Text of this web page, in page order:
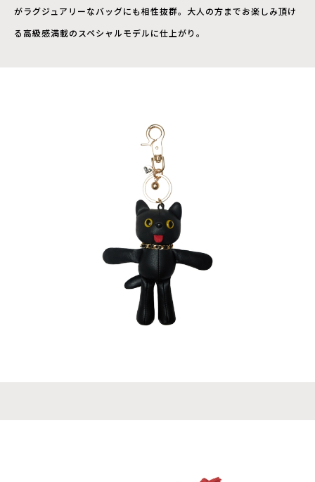
がラグジュアリーなバッグにも相性抜群。大人の方までお楽しみ頂け
る高級感満載のスペシャルモデルに仕上がり。